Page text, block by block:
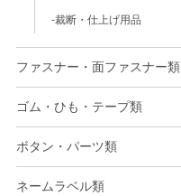
裁断・仕上げ用品
ファスナー・面ファスナー類
ゴム・ひも・テープ類
ボタン・パーツ類
ネームラベル類